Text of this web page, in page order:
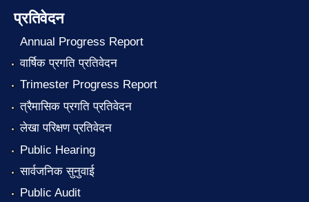
प्रतिवेदन
Annual Progress Report
वार्षिक प्रगति प्रतिवेदन
Trimester Progress Report
त्रैमासिक प्रगति प्रतिवेदन
लेखा परिक्षण प्रतिवेदन
Public Hearing
सार्वजनिक सुनुवाई
Public Audit